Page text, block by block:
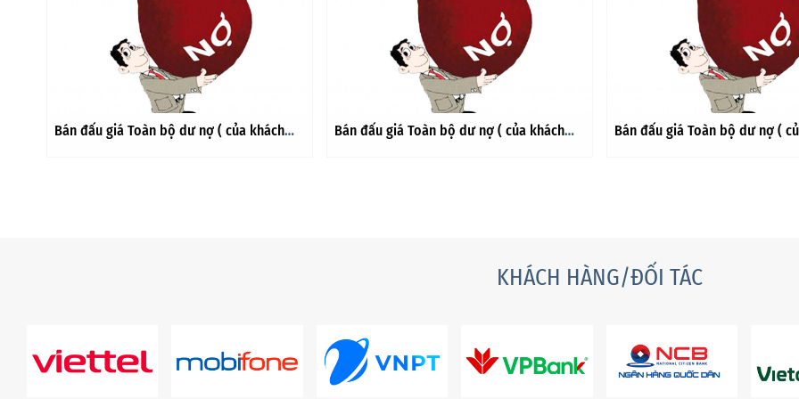
Bán đấu giá Toàn bộ dư nợ ( của khách
Bán đấu giá Toàn bộ dư nợ ( của khách
Bán đấu giá Toàn bộ dư nợ (
KHÁCH HÀNG/ĐỐI TÁC